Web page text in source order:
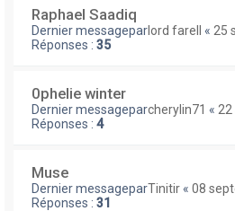
Raphael Saadiq
Dernier messageparlord farell « 25
Réponses : 35
0phelie winter
Dernier messageparcherylin71 «
Réponses : 4
Muse
Dernier messageparTinitir « 08
Réponses : 31